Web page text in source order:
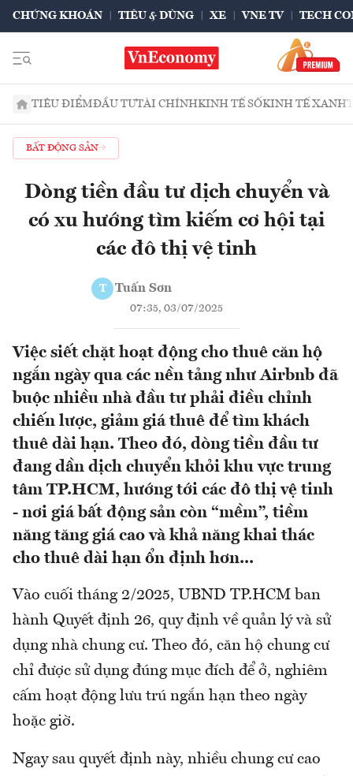
CHỨNG KHOÁN TIÊU & DÙNG XE VNE TV TECH
TIÊU ĐIỂMĐẦU TƯTÀI CHÍNHKINH TẾ SỐKINH TẾ XANH
BẤT ĐỘNG SẢN
Dòng tiền đầu tư dịch chuyển và
có xu hướng tìm kiếm cơ hội tại
các đô thị vệ tinh
T Tuấn Sơn
07:35, 03/07/2025
Việc siết chặt hoạt động cho thuê căn hộ
ngắn ngày qua các nền tảng như Airbnb đã
buộc nhiều nhà đầu tư phải điều chỉnh
chiến lược, giảm giá thuê để tìm khách
thuê dài hạn. Theo đó, dòng tiền đầu tư
đang dần dịch chuyển khỏi khu vực trung
tâm TP.HCM, hướng tới các đô thị vệ tinh
- nơi giá bất động sản còn “mềm”, tiềm
năng tăng giá cao và khả năng khai thác
cho thuê dài hạn ổn định hơn...
Vào cuối tháng 2/2025, UBND TP.HCM ban
hành Quyết định 26, quy định về quản lý và sử
dụng nhà chung cư. Theo đó, căn hộ chung cư
chỉ được sử dụng đúng mục đích để ở, nghiêm
cấm hoạt động lưu trú ngắn hạn theo ngày
hoặc giờ.
Ngay sau quyết định này, nhiều chung cư cao